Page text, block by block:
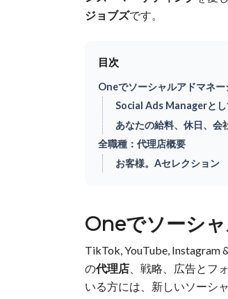
ジョブズです。
目次
Oneでソーシャルアドマネー
Social Ads Managerと
あなたの給料、休日、会
全職種：代理店概要
お客様。Aセレクション
Oneでソーシ
TikTok, YouTube, Instagram
の代理店 、戦略、広告とフ
いる方には、新しいソーシ